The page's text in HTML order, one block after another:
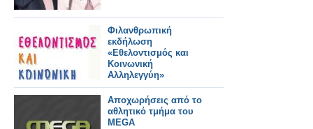
Φιλανθρωπική
εκδήλωση
«Εθελοντισμός και
Κοινωνική
Αλληλεγγύη»
Αποχωρήσεις από το
αθλητικό τμήμα του
MEGA